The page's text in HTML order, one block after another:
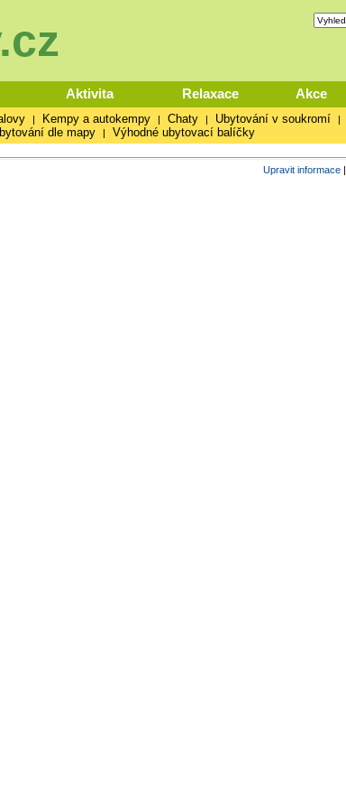
Aktivita Relaxace Akce
| Kempy a autokempy | Chaty | Ubytování v soukromí |
dle mapy | Výhodné ubytovací balíčky
Upravit informace|